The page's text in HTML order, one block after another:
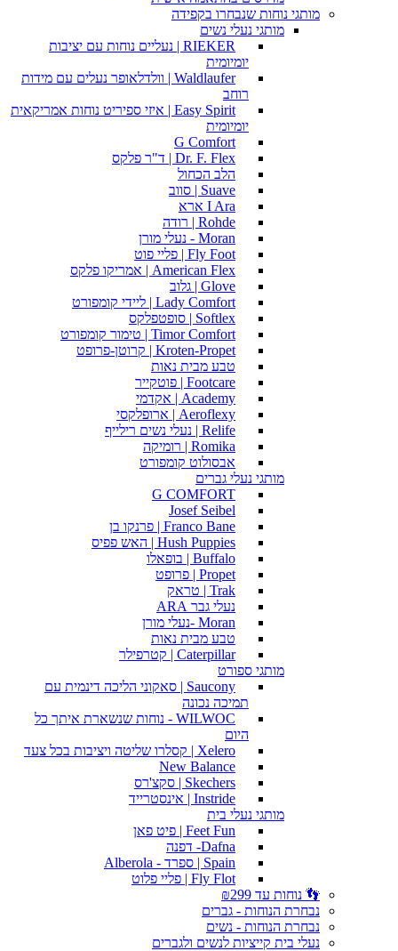
מותגי נוחות שנבחרו בקפידה
מותגי נעלי נשים
RIEKER | נעליים נוחות עם יציבות
יומיומית
Waldlaufer | וולדלאופר נעלים עם מידות
רוחב
Easy Spirit | איזי ספיריט נוחות אמריקאית
יומיומית
G Comfort
Dr. F. Flex | ד"ר פלקס
הלב הכחול
Suave | סווב
I Ara ארא
Rohde | רודה
Moran - נעלי מורן
Fly Foot | פליי פוט
American Flex | אמריקו פלקס
Glove | גלוב
Lady Comfort | ליידי קומפורט
Softlex | סופטפלקס
Timor Comfort | טימור קומפורט
Kroten-Propet | קרוטן-פרופט
טבע מבית נאות
Footcare | פוטקייר
Academy | אקדמי
Aeroflexy | ארופלקסי
Relife | נעלי נשים רילייף
Romika | רומיקה
אבסולוט קומפורט
מותגי נעלי גברים
G COMFORT
Josef Seibel
Franco Bane | פרנקו בן
Hush Puppies | האש פפיס
Buffalo | בופאלו
Propet | פרופט
Trak | טראק
נעלי גבר ARA
Moran -נעלי מורן
טבע מבית נאות
Caterpillar | קטרפילר
מותגי ספורט
Saucony | סאקוני הליכה דינמית עם
תמיכה נכונה
WILWOC - נוחות שנשארת איתך כל
היום
Xelero | קסלרו שליטה ויציבות בכל צעד
New Balance
Skechers | סקצ'רס
Instride | אינסטרייד
מותגי נעלי בית
Feet Fun | פיט פאן
Dafna- דפנה
Spain | ספרד - Alberola
Fly Flot | פליי פלוט
👣 נוחות עד ₪299
נבחרת הנוחות - גברים
נבחרת הנוחות - נשים
נעלי בית קייציות לנשים ולגברים